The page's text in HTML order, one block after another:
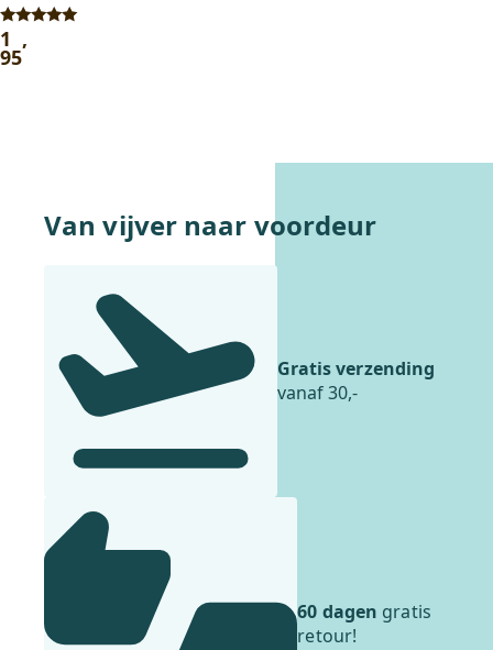
Gewaardeerd
5.00
uit 5
1 ,
95
Van vijver naar voordeur
Gratis verzending
vanaf 30,-
60 dagen gratis
retour!